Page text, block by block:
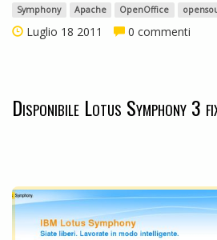
Symphony Apache OpenOffice
Luglio 18 2011 0 commenti
Disponibile Lotus Symphony 3